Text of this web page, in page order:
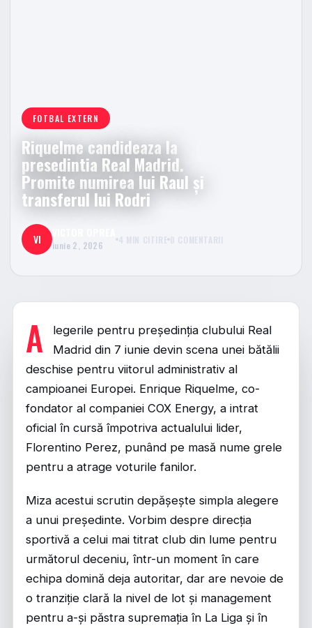
FOTBAL EXTERN
Riquelme candideaza la
presedintia Real Madrid.
Promite numirea lui Raul și
transferul lui Rodri
VI iunie 2, 2026 4 MIN CITIRE 0 COMENTARII
A
legerile pentru președinția clubului Real
Madrid din 7 iunie devin scena unei bătălii
deschise pentru viitorul administrativ al
campioanei Europei. Enrique Riquelme, co-
fondator al companiei COX Energy, a intrat
oficial în cursă împotriva actualului lider,
Florentino Perez, punând pe masă nume grele
pentru a atrage voturile fanilor.
Miza acestui scrutin depășește simpla alegere
a unui președinte. Vorbim despre direcția
sportivă a celui mai titrat club din lume pentru
următorul deceniu, într-un moment în care
echipa domină deja autoritar, dar are nevoie de
o tranziție clară la nivel de lot și management
pentru a-și păstra supremația în La Liga și în